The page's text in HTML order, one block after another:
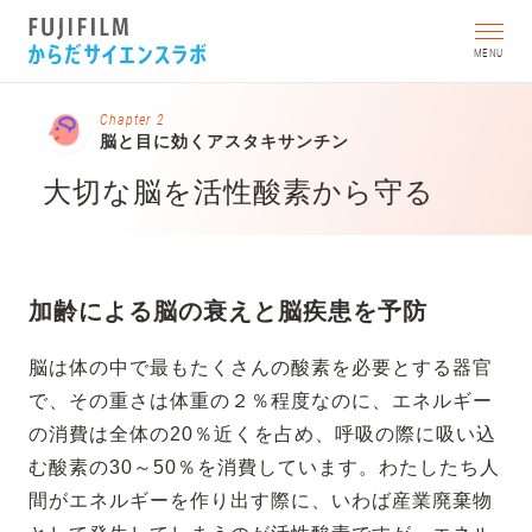
MENU
Chapter 2
脳と目に効くアスタキサンチン
大切な脳を活性酸素から守る
加齢による脳の衰えと脳疾患を予防
脳は体の中で最もたくさんの酸素を必要とする器官
で、その重さは体重の２％程度なのに、エネルギー
の消費は全体の20％近くを占め、呼吸の際に吸い込
む酸素の30～50％を消費しています。わたしたち人
間がエネルギーを作り出す際に、いわば産業廃棄物